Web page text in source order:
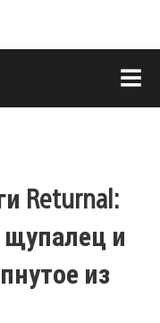
Returnal:
щупалец и
из